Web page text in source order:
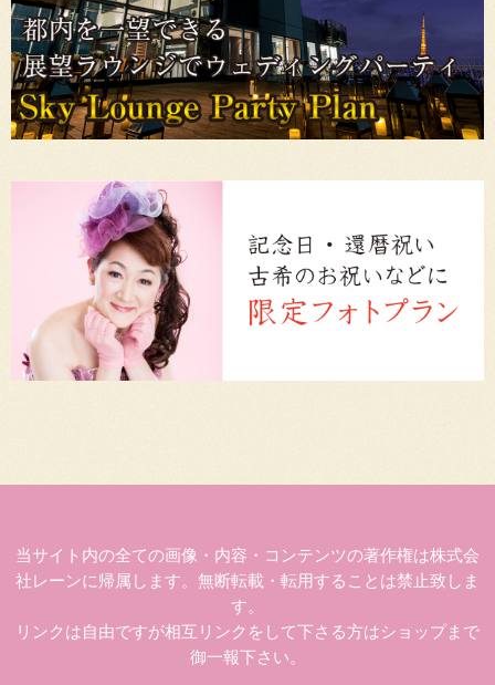
当サイト内の全ての画像・内容・コンテンツの著作権は株式会
社レーンに帰属します。無断転載・転用することは禁止致しま
す。
リンクは自由ですが相互リンクをして下さる方はショップまで
御一報下さい。